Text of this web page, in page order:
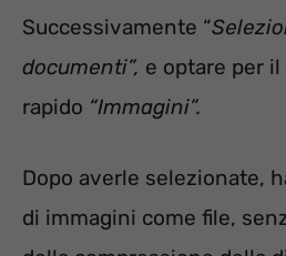
Successivamente “
documenti”, e optare per
rapido “Immagini”.
Dopo averle selezionate,
di immagini come file,